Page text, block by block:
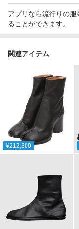
アプリなら流行りの
ることができます。
関連アイテム
¥212,300